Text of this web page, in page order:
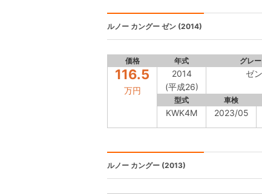
ルノー カングー ゼン (2014)
価格 年式 グレ
116.5
万円
2014
(平成26)
ゼン
型式 車検
KWK4M 2023/05
ルノー カングー (2013)